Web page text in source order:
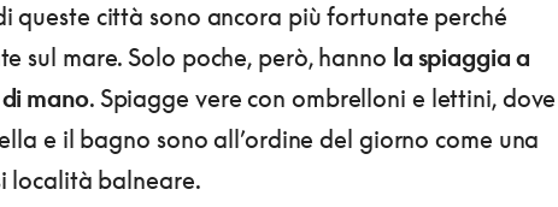
queste città sono ancora più fortunate perché
sul mare. Solo poche, però, hanno la spiaggia a
mano. Spiagge vere con ombrelloni e lettini, dove
e il bagno sono all’ordine del giorno come una
località balneare.